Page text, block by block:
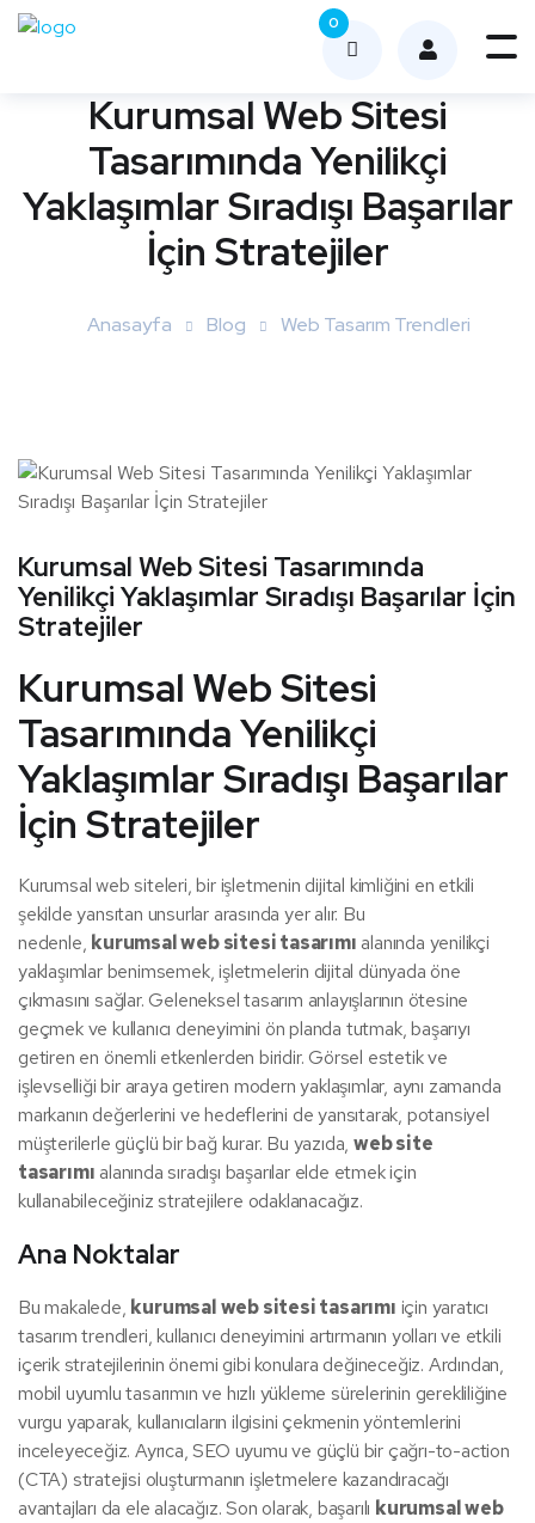
0
Me
Kurumsal Web Sitesi
Tasarımında Yenilikçi
Yaklaşımlar Sıradışı Başarılar
İçin Stratejiler
Anasayfa Blog Web Tasarım Trendleri
Kurumsal Web Sitesi Tasarımında
Yenilikçi Yaklaşımlar Sıradışı Başarılar İçin
Stratejiler
Kurumsal Web Sitesi
Tasarımında Yenilikçi
Yaklaşımlar Sıradışı Başarılar
İçin Stratejiler
Kurumsal web siteleri, bir işletmenin dijital kimliğini en etkili
şekilde yansıtan unsurlar arasında yer alır. Bu
nedenle, kurumsal web sitesi tasarımı alanında yenilikçi
yaklaşımlar benimsemek, işletmelerin dijital dünyada öne
çıkmasını sağlar. Geleneksel tasarım anlayışlarının ötesine
geçmek ve kullanıcı deneyimini ön planda tutmak, başarıyı
getiren en önemli etkenlerden biridir. Görsel estetik ve
işlevselliği bir araya getiren modern yaklaşımlar, aynı zamanda
markanın değerlerini ve hedeflerini de yansıtarak, potansiyel
müşterilerle güçlü bir bağ kurar. Bu yazıda, web site
tasarımı alanında sıradışı başarılar elde etmek için
kullanabileceğiniz stratejilere odaklanacağız.
Ana Noktalar
Bu makalede, kurumsal web sitesi tasarımı için yaratıcı
tasarım trendleri, kullanıcı deneyimini artırmanın yolları ve etkili
içerik stratejilerinin önemi gibi konulara değineceğiz. Ardından,
mobil uyumlu tasarımın ve hızlı yükleme sürelerinin gerekliliğine
vurgu yaparak, kullanıcıların ilgisini çekmenin yöntemlerini
inceleyeceğiz. Ayrıca, SEO uyumu ve güçlü bir çağrı-to-action
(CTA) stratejisi oluşturmanın işletmelere kazandıracağı
avantajları da ele alacağız. Son olarak, başarılı kurumsal web